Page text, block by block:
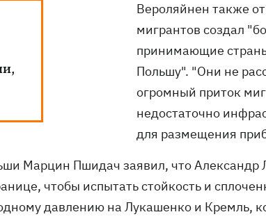
Вероляйнен также
мигрантов создал
принимающие
Польшу". "Они не
огромный приток
недостаточно
для размещения
Марцин Пшидач заявил, что Александр
чтобы испытать стойкость и
давлению на Лукашенко и Кремль,